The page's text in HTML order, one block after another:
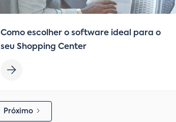
Como escolher o software ideal para o
seu Shopping Center
Próximo